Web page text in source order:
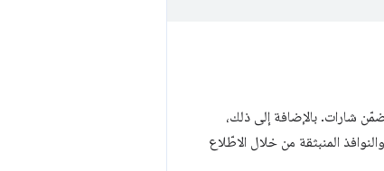
شارات. بالإضافة إلى ذلك،
المنبثقة من خلال الاطّلاع